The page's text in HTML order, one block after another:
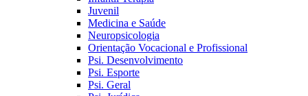
Juvenil
Medicina e Saúde
Neuropsicologia
Orientação Vocacional e Profissional
Psi. Desenvolvimento
Psi. Esporte
Psi. Geral